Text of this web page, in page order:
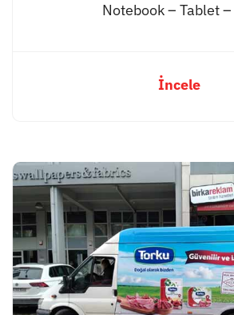
Notebook – Tablet
İncele